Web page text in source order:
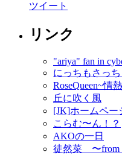
ツイート
リンク
"ariya" fan in
にっちもさっ
RoseQueen~情
丘に吹く風
[JK]ホームペー
こらむ〜ん！？
AKOの一日
徒然菜 〜from